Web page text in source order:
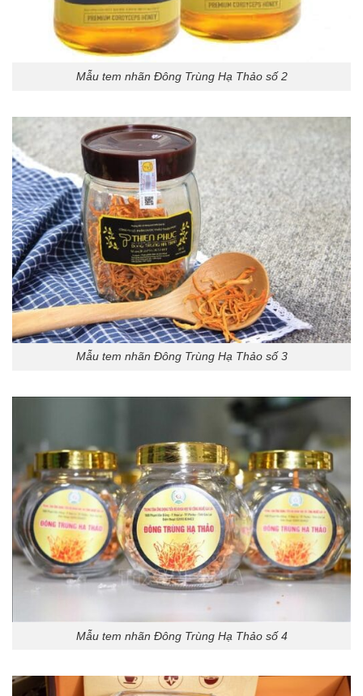
Mẫu tem nhãn Đông Trùng Hạ Thảo số 2
Mẫu tem nhãn Đông Trùng Hạ Thảo số 3
Mẫu tem nhãn Đông Trùng Hạ Thảo số 4